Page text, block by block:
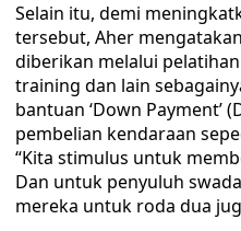
Selain itu, demi
tersebut, Aher
diberikan melalui
training dan lain
bantuan ‘Down Payment’
pembelian kendaraan
“Kita stimulus untuk
Dan untuk penyuluh
mereka untuk roda dua